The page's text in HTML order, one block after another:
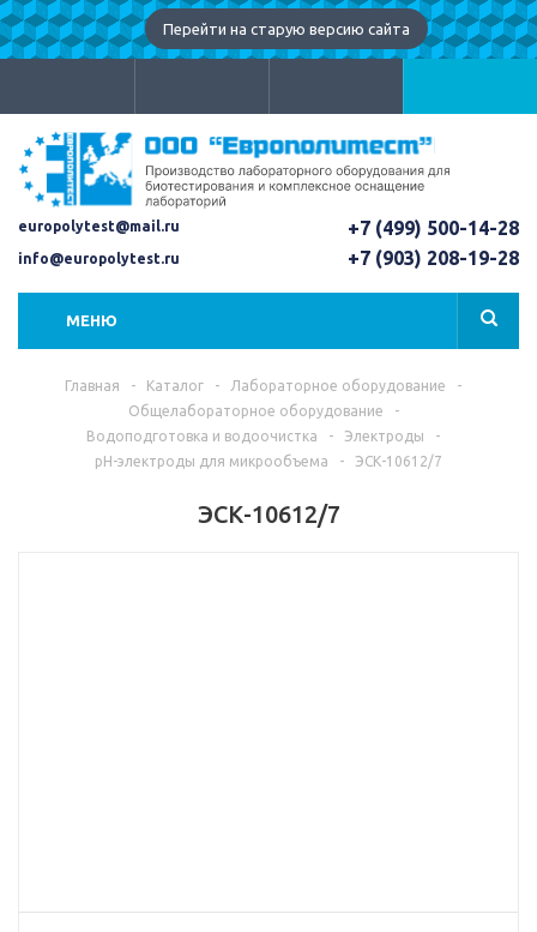
Перейти на старую версию сайта
europolytest@mail.ru
info@europolytest.ru
+7 (499) 500-14-28
+7 (903) 208-19-28
МЕНЮ
Главная - Каталог - Лабораторное оборудование
-
Общелабораторное оборудование
-
Водоподготовка и водоочистка
- Электроды
-
рН-электроды для микрообъема
- ЭСК-10612/7
ЭСК-10612/7